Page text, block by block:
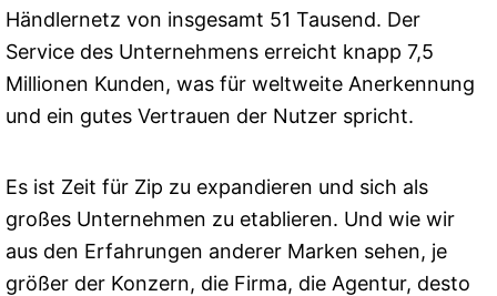
Händlernetz von insgesamt 51 Tausend. Der
Service des Unternehmens erreicht knapp 7,5
Millionen Kunden, was für weltweite Anerkennung
und ein gutes Vertrauen der Nutzer spricht.
Es ist Zeit für Zip zu expandieren und sich als
großes Unternehmen zu etablieren. Und wie wir
aus den Erfahrungen anderer Marken sehen, je
größer der Konzern, die Firma, die Agentur, desto